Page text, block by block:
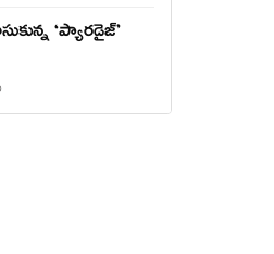
‘ప్యారడైజ్’